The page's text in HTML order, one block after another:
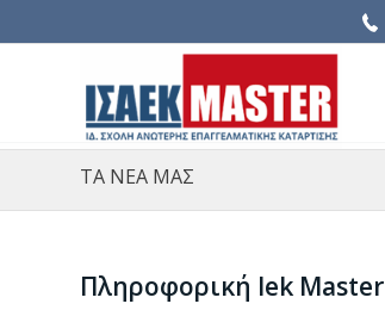
ΤΑ ΝΕΑ ΜΑΣ
Πληροφορική Iek Master